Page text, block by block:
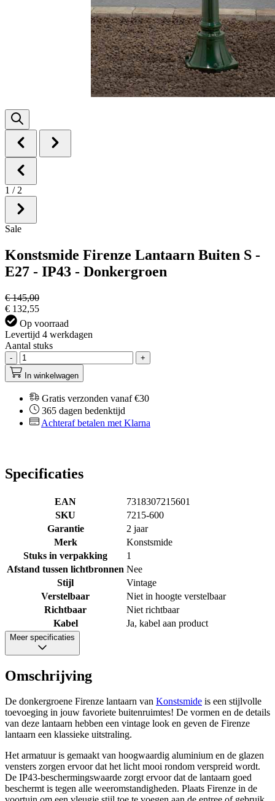
1 / 2
Sale
Konstsmide Firenze Lantaarn Buiten S -
E27 - IP43 - Donkergroen
€ 145,00
€ 132,55
Op voorraad
Levertijd 4 werkdagen
Aantal stuks
-
+
In winkelwagen
Gratis verzonden vanaf €30
365 dagen bedenktijd
Achteraf betalen met Klarna
Specificaties
EAN
7318307215601
SKU
7215-600
Garantie
2 jaar
Merk
Konstsmide
Stuks in verpakking
1
Afstand tussen lichtbronnen Nee
Stijl
Vintage
Verstelbaar
Niet in hoogte verstelbaar
Richtbaar
Niet richtbaar
Kabel
Ja, kabel aan product
Meer specificaties
Omschrijving
De donkergroene Firenze lantaarn van Konstsmide is een stijlvolle
toevoeging in jouw favoriete buitenruimtes! De vormen en de details
van deze lantaarn hebben een vintage look en geven de Firenze
lantaarn een klassieke uitstraling.
Het armatuur is gemaakt van hoogwaardig aluminium en de glazen
vensters zorgen ervoor dat het licht mooi rondom verspreid wordt.
De IP43-beschermingswaarde zorgt ervoor dat de lantaarn goed
beschermt is tegen alle weeromstandigheden. Plaats Firenze in de